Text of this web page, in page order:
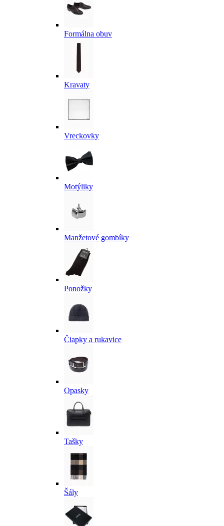
Formálna obuv
Kravaty
Vreckovky
Motýliky
Manžetové gombíky
Ponožky
Čiapky a rukavice
Opasky
Tašky
Šály